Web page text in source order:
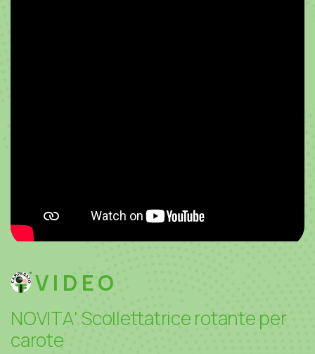
VIDEO
NOVITA'Scollettatricerotanteper
carote